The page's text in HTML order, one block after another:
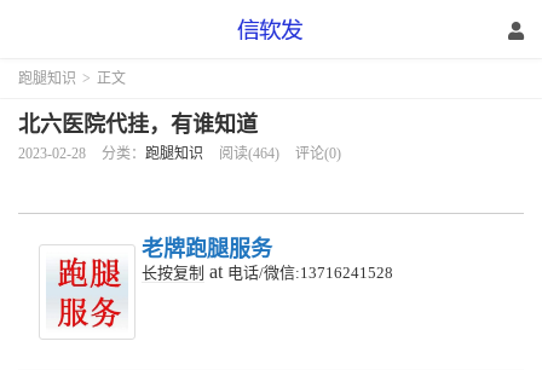
跑腿知识 > 正文
北六医院代挂，有谁知道
2023-02-28 分类： 跑腿知识 阅读(464) 评论(0)
老牌跑腿服务
长按复制 at 电话/微信:13716241528